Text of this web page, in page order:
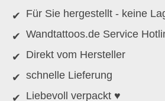
Für Sie hergestellt - keine
Wandtattoos.de Service
Direkt vom Hersteller
schnelle Lieferung
Liebevoll verpackt ♥